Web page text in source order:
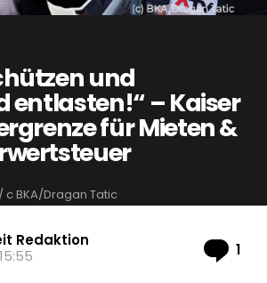
und
entlasten!“ – Kaiser
für Mieten &
c BKA/Dragan Tatic
Redaktion
1